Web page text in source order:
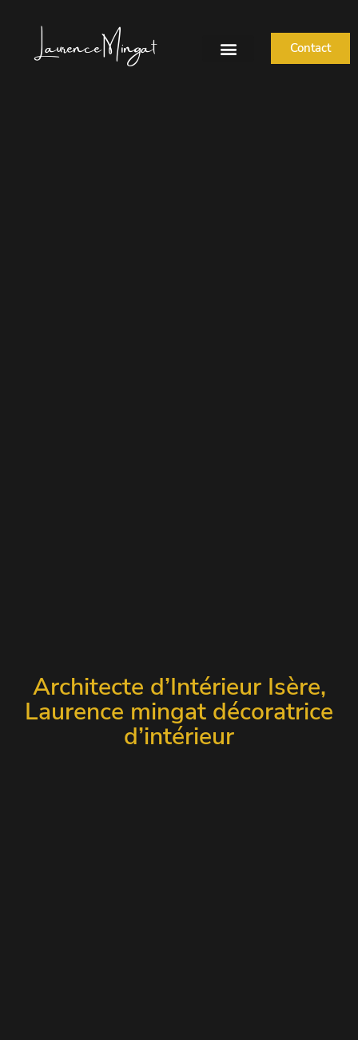
Laurence Mingat Contact
Architecte d’Intérieur Isère,
Laurence mingat décoratrice
d’intérieur